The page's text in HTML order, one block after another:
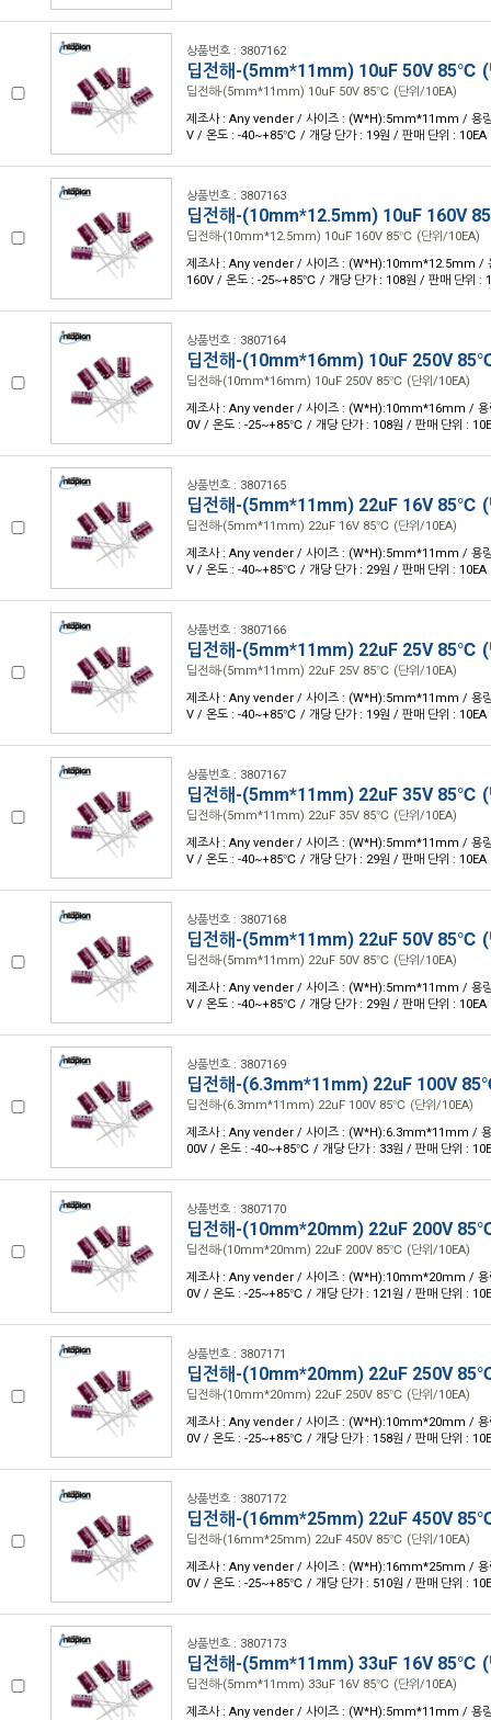
상품번호 : 3807162
딥전해-(5mm*11mm) 10uF 50V 85℃
딥전해-(5mm*11mm) 10uF 50V 85℃ (단위/10EA)
제조사 : Any vender / 사이즈 : (W*H):5mm*11mm / 용
V / 온도 : -40~+85℃ / 개당 단가 : 19원 / 판매 단위 : 10EA
상품번호 : 3807163
딥전해-(10mm*12.5mm) 10uF 160V
딥전해-(10mm*12.5mm) 10uF 160V 85℃ (단위/10EA)
제조사 : Any vender / 사이즈 : (W*H):10mm*12.5mm /
160V / 온도 : -25~+85℃ / 개당 단가 : 108원 / 판매 단위 :
상품번호 : 3807164
딥전해-(10mm*16mm) 10uF 250V
딥전해-(10mm*16mm) 10uF 250V 85℃ (단위/10EA)
제조사 : Any vender / 사이즈 : (W*H):10mm*16mm / 용
0V / 온도 : -25~+85℃ / 개당 단가 : 108원 / 판매 단위 :
상품번호 : 3807165
딥전해-(5mm*11mm) 22uF 16V 85℃
딥전해-(5mm*11mm) 22uF 16V 85℃ (단위/10EA)
제조사 : Any vender / 사이즈 : (W*H):5mm*11mm / 용
V / 온도 : -40~+85℃ / 개당 단가 : 29원 / 판매 단위 : 10EA
상품번호 : 3807166
딥전해-(5mm*11mm) 22uF 25V 85℃
딥전해-(5mm*11mm) 22uF 25V 85℃ (단위/10EA)
제조사 : Any vender / 사이즈 : (W*H):5mm*11mm / 용
V / 온도 : -40~+85℃ / 개당 단가 : 19원 / 판매 단위 : 10EA
상품번호 : 3807167
딥전해-(5mm*11mm) 22uF 35V 85℃
딥전해-(5mm*11mm) 22uF 35V 85℃ (단위/10EA)
제조사 : Any vender / 사이즈 : (W*H):5mm*11mm / 용
V / 온도 : -40~+85℃ / 개당 단가 : 29원 / 판매 단위 : 10EA
상품번호 : 3807168
딥전해-(5mm*11mm) 22uF 50V 85℃
딥전해-(5mm*11mm) 22uF 50V 85℃ (단위/10EA)
제조사 : Any vender / 사이즈 : (W*H):5mm*11mm / 용
V / 온도 : -40~+85℃ / 개당 단가 : 29원 / 판매 단위 : 10EA
상품번호 : 3807169
딥전해-(6.3mm*11mm) 22uF 100V
딥전해-(6.3mm*11mm) 22uF 100V 85℃ (단위/10EA)
제조사 : Any vender / 사이즈 : (W*H):6.3mm*11mm /
00V / 온도 : -40~+85℃ / 개당 단가 : 33원 / 판매 단위 :
상품번호 : 3807170
딥전해-(10mm*20mm) 22uF 200V
딥전해-(10mm*20mm) 22uF 200V 85℃ (단위/10EA)
제조사 : Any vender / 사이즈 : (W*H):10mm*20mm / 용
0V / 온도 : -25~+85℃ / 개당 단가 : 121원 / 판매 단위 :
상품번호 : 3807171
딥전해-(10mm*20mm) 22uF 250V
딥전해-(10mm*20mm) 22uF 250V 85℃ (단위/10EA)
제조사 : Any vender / 사이즈 : (W*H):10mm*20mm / 용
0V / 온도 : -25~+85℃ / 개당 단가 : 158원 / 판매 단위 :
상품번호 : 3807172
딥전해-(16mm*25mm) 22uF 450V
딥전해-(16mm*25mm) 22uF 450V 85℃ (단위/10EA)
제조사 : Any vender / 사이즈 : (W*H):16mm*25mm / 용
0V / 온도 : -25~+85℃ / 개당 단가 : 510원 / 판매 단위 :
상품번호 : 3807173
딥전해-(5mm*11mm) 33uF 16V 85℃
딥전해-(5mm*11mm) 33uF 16V 85℃ (단위/10EA)
제조사 : Any vender / 사이즈 : (W*H):5mm*11mm / 용